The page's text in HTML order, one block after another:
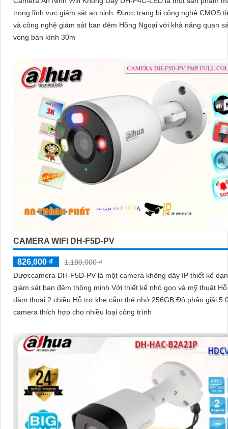
trong lĩnh vực giám sát an ninh. Được trang bị công nghệ CMOS tiên tiến
và công nghệ giám sát ban đêm Hồng Ngoại với khả năng quan
vòng bán kính 30m
CAMERA WIFI DH-F5D-PV
826,000 ₫
1,180,000 ₫
Đượccamera DH-F5D-PV là một camera không dây IP thiết kế
giám sát ban đêm thông minh Với thiết kế nhỏ gọn và mỹ thuật
đàm thoại 2 chiều Hỗ trợ khe cắm thẻ nhớ 256GB Độ phân giải
camera thích hợp cho nhiều loại công trình